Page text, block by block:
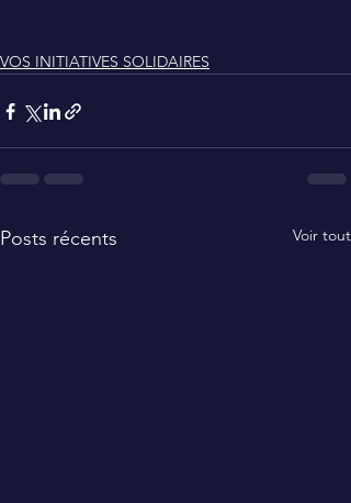
VOS INITIATIVES SOLIDAIRES
Posts récents Voir tout